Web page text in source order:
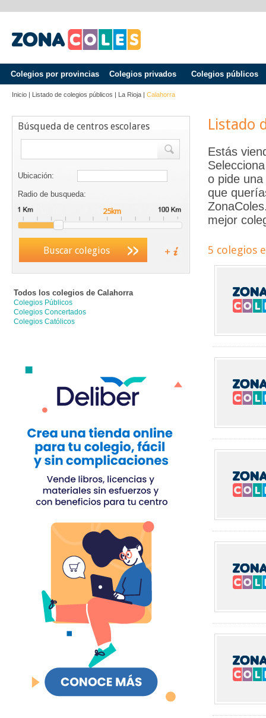
Colegios por provincias Colegios privados Colegios públicos
Inicio | Listado de colegios públicos | La Rioja | Calahorra
Búsqueda de centros escolares
Ubicación:
Radio de busqueda:
Buscar colegios
Todos los colegios de Calahorra
Colegios Públicos
Colegios Concertados
Colegios Católicos
Listado
Estás
o pide
que
mejor
5 colegios